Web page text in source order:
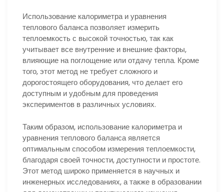
Использование калориметра и уравнения
теплового баланса позволяет измерить
теплоемкость с высокой точностью, так как
учитывает все внутренние и внешние факторы,
влияющие на поглощение или отдачу тепла. Кроме
того, этот метод не требует сложного и
дорогостоящего оборудования, что делает его
доступным и удобным для проведения
экспериментов в различных условиях.
Таким образом, использование калориметра и
уравнения теплового баланса является
оптимальным способом измерения теплоемкости,
благодаря своей точности, доступности и простоте.
Этот метод широко применяется в научных и
инженерных исследованиях, а также в образовании